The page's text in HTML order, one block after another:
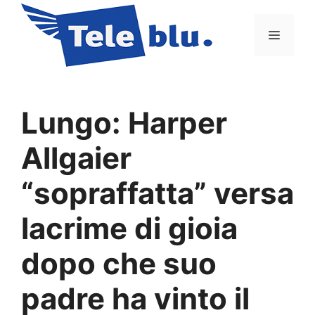
contenuto
Menu
Lungo: Harper
Allgaier
“sopraffatta” versa
lacrime di gioia
dopo che suo
padre ha vinto il